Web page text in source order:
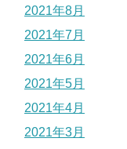
2021年8月
2021年7月
2021年6月
2021年5月
2021年4月
2021年3月